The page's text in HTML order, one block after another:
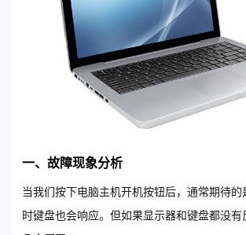
一、故障现象分析
当我们按下电脑主机开机按钮后，通常期待的
时键盘也会响应。但如果显示器和键盘都没